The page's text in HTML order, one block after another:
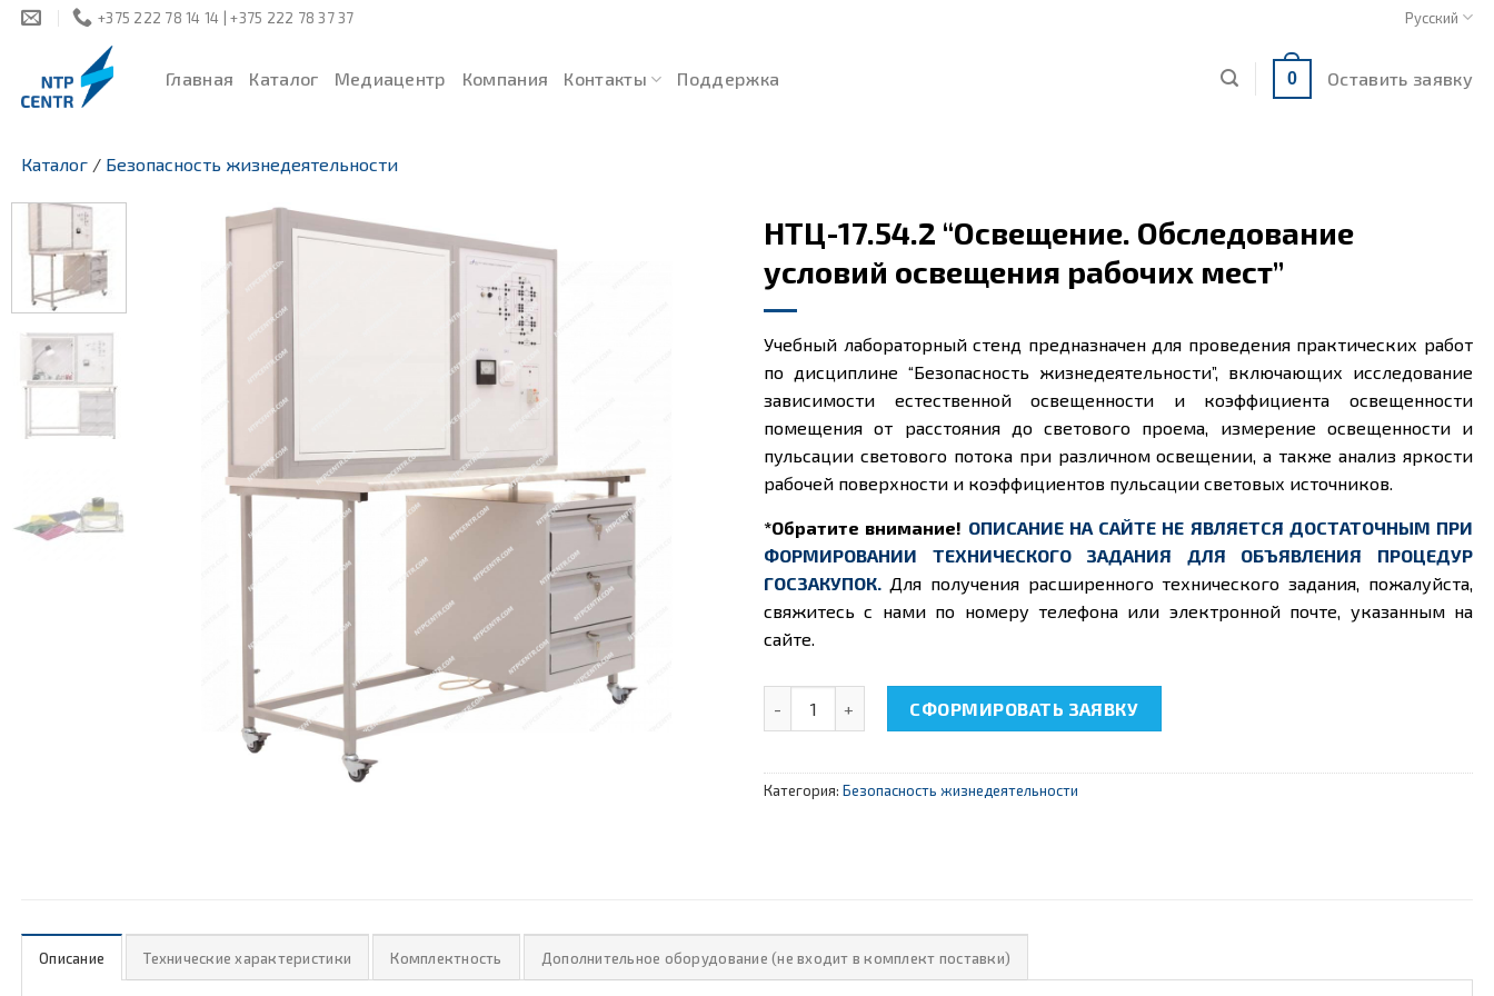
Skip
+375 222 78 14 14 | +375 222 78 37 37 Русский
Главная Каталог Медиацентр Компания Контакты Поддержка 0 Оставить заявку
Каталог / Безопасность жизнедеятельности
НТЦ-17.54.2 “Освещение. Обследование
условий освещения рабочих мест”
Учебный лабораторный стенд предназначен для проведения практических работ
по дисциплине “Безопасность жизнедеятельности”, включающих исследование
зависимости естественной освещенности и коэффициента освещенности
помещения от расстояния до светового проема, измерение освещенности и
пульсации светового потока при различном освещении, а также анализ яркости
рабочей поверхности и коэффициентов пульсации световых источников.
*Обратите внимание! ОПИСАНИЕ НА САЙТЕ НЕ ЯВЛЯЕТСЯ ДОСТАТОЧНЫМ ПРИ
ФОРМИРОВАНИИ ТЕХНИЧЕСКОГО ЗАДАНИЯ ДЛЯ ОБЪЯВЛЕНИЯ ПРОЦЕДУР
ГОСЗАКУПОК. Для получения расширенного технического задания, пожалуйста,
свяжитесь с нами по номеру телефона или электронной почте, указанным на
сайте.
СФОРМИРОВАТЬ ЗАЯВКУ
Категория: Безопасность жизнедеятельности
Описание Технические характеристики Комплектность Дополнительное оборудование (не входит в комплект поставки)